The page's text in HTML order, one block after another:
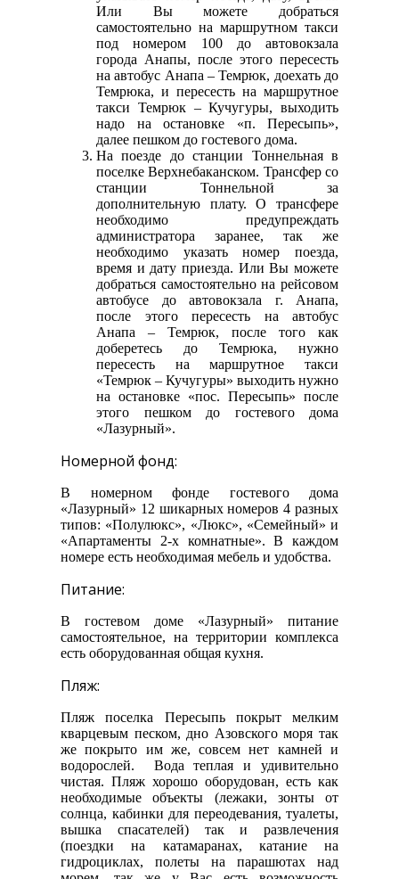
Или Вы можете добраться
самостоятельно на маршрутном такси
под номером 100 до автовокзала
города Анапы, после этого пересесть
на автобус Анапа – Темрюк, доехать до
Темрюка, и пересесть на маршрутное
такси Темрюк – Кучугуры, выходить
надо на остановке «п. Пересыпь»,
далее пешком до гостевого дома.
На поезде до станции Тоннельная в
поселке Верхнебаканском. Трансфер со
станции Тоннельной за
дополнительную плату. О трансфере
необходимо предупреждать
администратора заранее, так же
необходимо указать номер поезда,
время и дату приезда. Или Вы можете
добраться самостоятельно на рейсовом
автобусе до автовокзала г. Анапа,
после этого пересесть на автобус
Анапа – Темрюк, после того как
доберетесь до Темрюка, нужно
пересесть на маршрутное такси
«Темрюк – Кучугуры» выходить нужно
на остановке «пос. Пересыпь» после
этого пешком до гостевого дома
«Лазурный».
Номерной фонд:
В номерном фонде гостевого дома
«Лазурный» 12 шикарных номеров 4 разных
типов: «Полулюкс», «Люкс», «Семейный» и
«Апартаменты 2-х комнатные». В каждом
номере есть необходимая мебель и удобства.
Питание:
В гостевом доме «Лазурный» питание
самостоятельное, на территории комплекса
есть оборудованная общая кухня.
Пляж:
Пляж поселка Пересыпь покрыт мелким
кварцевым песком, дно Азовского моря так
же покрыто им же, совсем нет камней и
водорослей. Вода теплая и удивительно
чистая. Пляж хорошо оборудован, есть как
необходимые объекты (лежаки, зонты от
солнца, кабинки для переодевания, туалеты,
вышка спасателей) так и развлечения
(поездки на катамаранах, катание на
гидроциклах, полеты на парашютах над